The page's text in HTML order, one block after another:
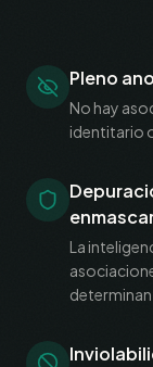
Pleno
No hay
identitario
La